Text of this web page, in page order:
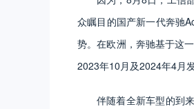
众瞩目的国产新一代奔驰
势。在欧洲，奔驰基于这
2023年10月及2024年4月
伴随着全新车型的到